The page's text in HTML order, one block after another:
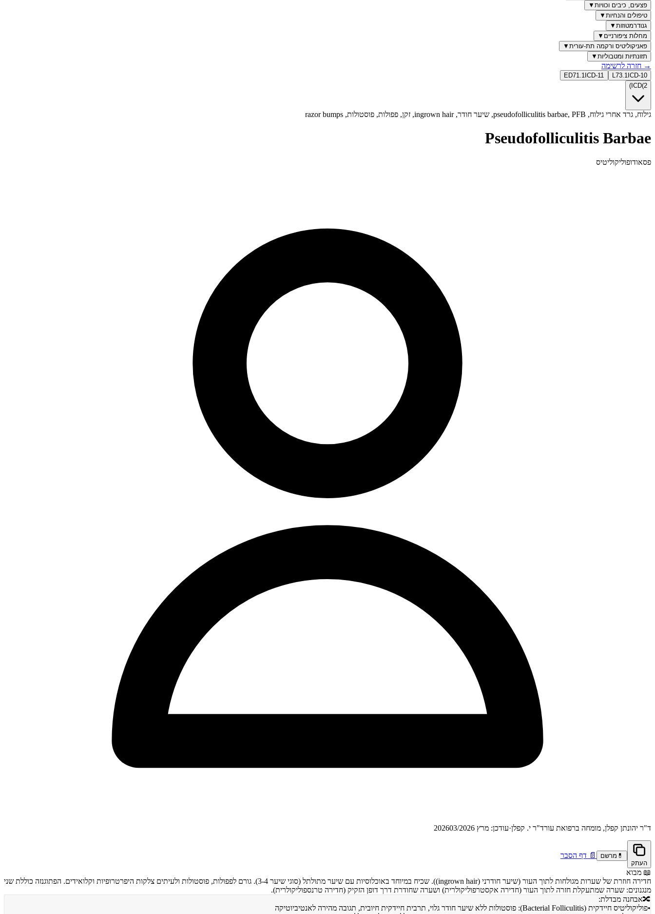
פצעים, כיבים וכוויות ▼
טיפולים והנחיות ▼
גנודרמטוזות ▼
מחלות ציפורניים ▼
פאניקוליטיס ורקמה תת-עורית ▼
תזונתיות ומטבוליות ▼
→ חזרה לרשימה
L73.1 ICD-10
ED71.1 ICD-11
ICD(2
)
גילוח, גרד אחרי גילוח, pseudofolliculitis barbae, PFB, שיער חודר, ingrown hair, זקן, פפולות, פוסטולות, razor bumps
Pseudofolliculitis Barbae
פסאודופוליקוליטיס
ד"ר יהונתן קפלן, מומחה ברפואת עורד"ר י. קפלן·עודכן: מרץ 2026 03/2026
העתק
💊 מרשם 📄 דף הסבר
📖 מבוא
חדירה חוזרת של שערות מגולחות לתוך העור (שיער חודרני (ingrown hair)). שכיח במיוחד באוכלוסיות עם שיער מתולתל (סוגי שיער 3-4). גורם לפפולות, פוסטולות ולעיתים צלקות היפרטרופיות וקלואידים. הפתוגנזה כוללת שני
מנגנונים: שערה שמתעקלת חזרה לתוך העור (חדירה אקסטרפוליקולרית) ושערה שחודרת דרך דופן הזקיק (חדירה טרנספוליקולרית).
🔀אבחנה מבדלת:
•פוליקוליטיס חיידקית (Bacterial Folliculitis): פוסטולות ללא שיער חודר גלוי, תרבית חיידקית חיובית, תגובה מהירה לאנטיביוטיקה